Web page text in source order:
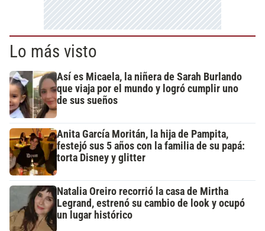
Lo más visto
Así es Micaela, la niñera de Sarah Burlando
que viaja por el mundo y logró cumplir uno
de sus sueños
Anita García Moritán, la hija de Pampita,
festejó sus 5 años con la familia de su papá:
torta Disney y glitter
Natalia Oreiro recorrió la casa de Mirtha
Legrand, estrenó su cambio de look y ocupó
un lugar histórico